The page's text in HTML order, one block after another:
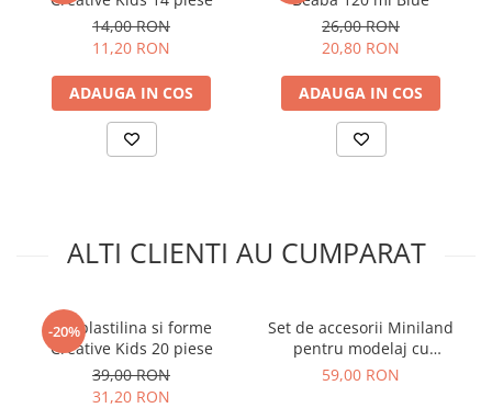
14,00 RON
11,20 RON
ADAUGA IN COS
26,00 RON
20,80 RON
ADAUGA IN COS
ALTI CLIENTI AU CUMPARAT
-20%
Set plastilina si forme
Creative Kids 20 piese
39,00 RON
31,20 RON
Set de accesorii Miniland
pentru modelaj cu
plastilina
59,00 RON